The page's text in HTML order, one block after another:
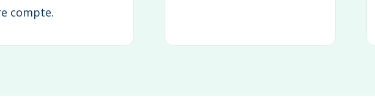
compte.